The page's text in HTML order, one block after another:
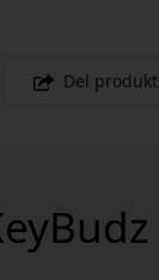
Del produkt